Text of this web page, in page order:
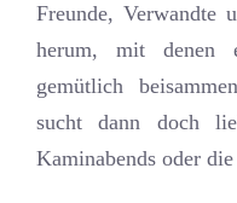
Freunde, Verwandte
herum, mit denen
gemütlich
sucht dann doch
Kaminabends oder